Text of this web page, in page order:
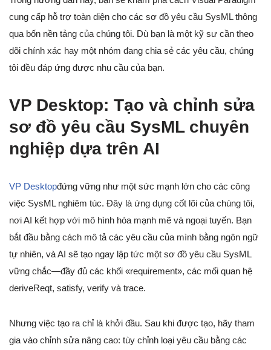
cung cấp hỗ trợ toàn diện cho các sơ đồ yêu cầu SysML thông
qua bốn nền tảng của chúng tôi. Dù bạn là một kỹ sư cần theo
dõi chính xác hay một nhóm đang chia sẻ các yêu cầu, chúng
tôi đều đáp ứng được nhu cầu của bạn.
VP Desktop: Tạo và chỉnh sửa
sơ đồ yêu cầu SysML chuyên
nghiệp dựa trên AI
VP Desktopđứng vững như một sức mạnh lớn cho các công
việc SysML nghiêm túc. Đây là ứng dụng cốt lõi của chúng tôi,
nơi AI kết hợp với mô hình hóa mạnh mẽ và ngoại tuyến. Bạn
bắt đầu bằng cách mô tả các yêu cầu của mình bằng ngôn ngữ
tự nhiên, và AI sẽ tạo ngay lập tức một sơ đồ yêu cầu SysML
vững chắc—đầy đủ các khối «requirement», các mối quan hệ
deriveReqt, satisfy, verify và trace.
Nhưng việc tạo ra chỉ là khởi đầu. Sau khi được tạo, hãy tham
gia vào chỉnh sửa nâng cao: tùy chỉnh loại yêu cầu bằng các